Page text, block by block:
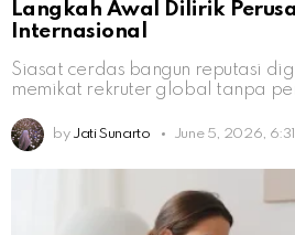
Langkah Awal Dilirik
Internasional
Siasat cerdas bangun reputasi
memikat rekruter global tanpa
by Jati Sunarto June 5, 2026,